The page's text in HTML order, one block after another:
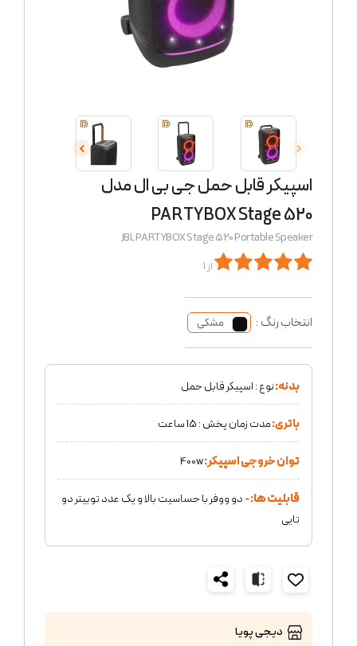
اسپیکر قابل حمل جی بی ال مدل
PARTYBOX Stage 520
JBL PARTYBOX Stage 520 Portable Speaker
از 1
انتخاب رنگ : مشکی
بدنه:نوع : اسپیکر قابل حمل
باتری:مدت زمان پخش : 15 ساعت
توان خروجی اسپیکر:400w
قابلیت ها:- دو ووفر با حساسیت بالا و یک عدد توییتر دو
تایی
دیجی پویا